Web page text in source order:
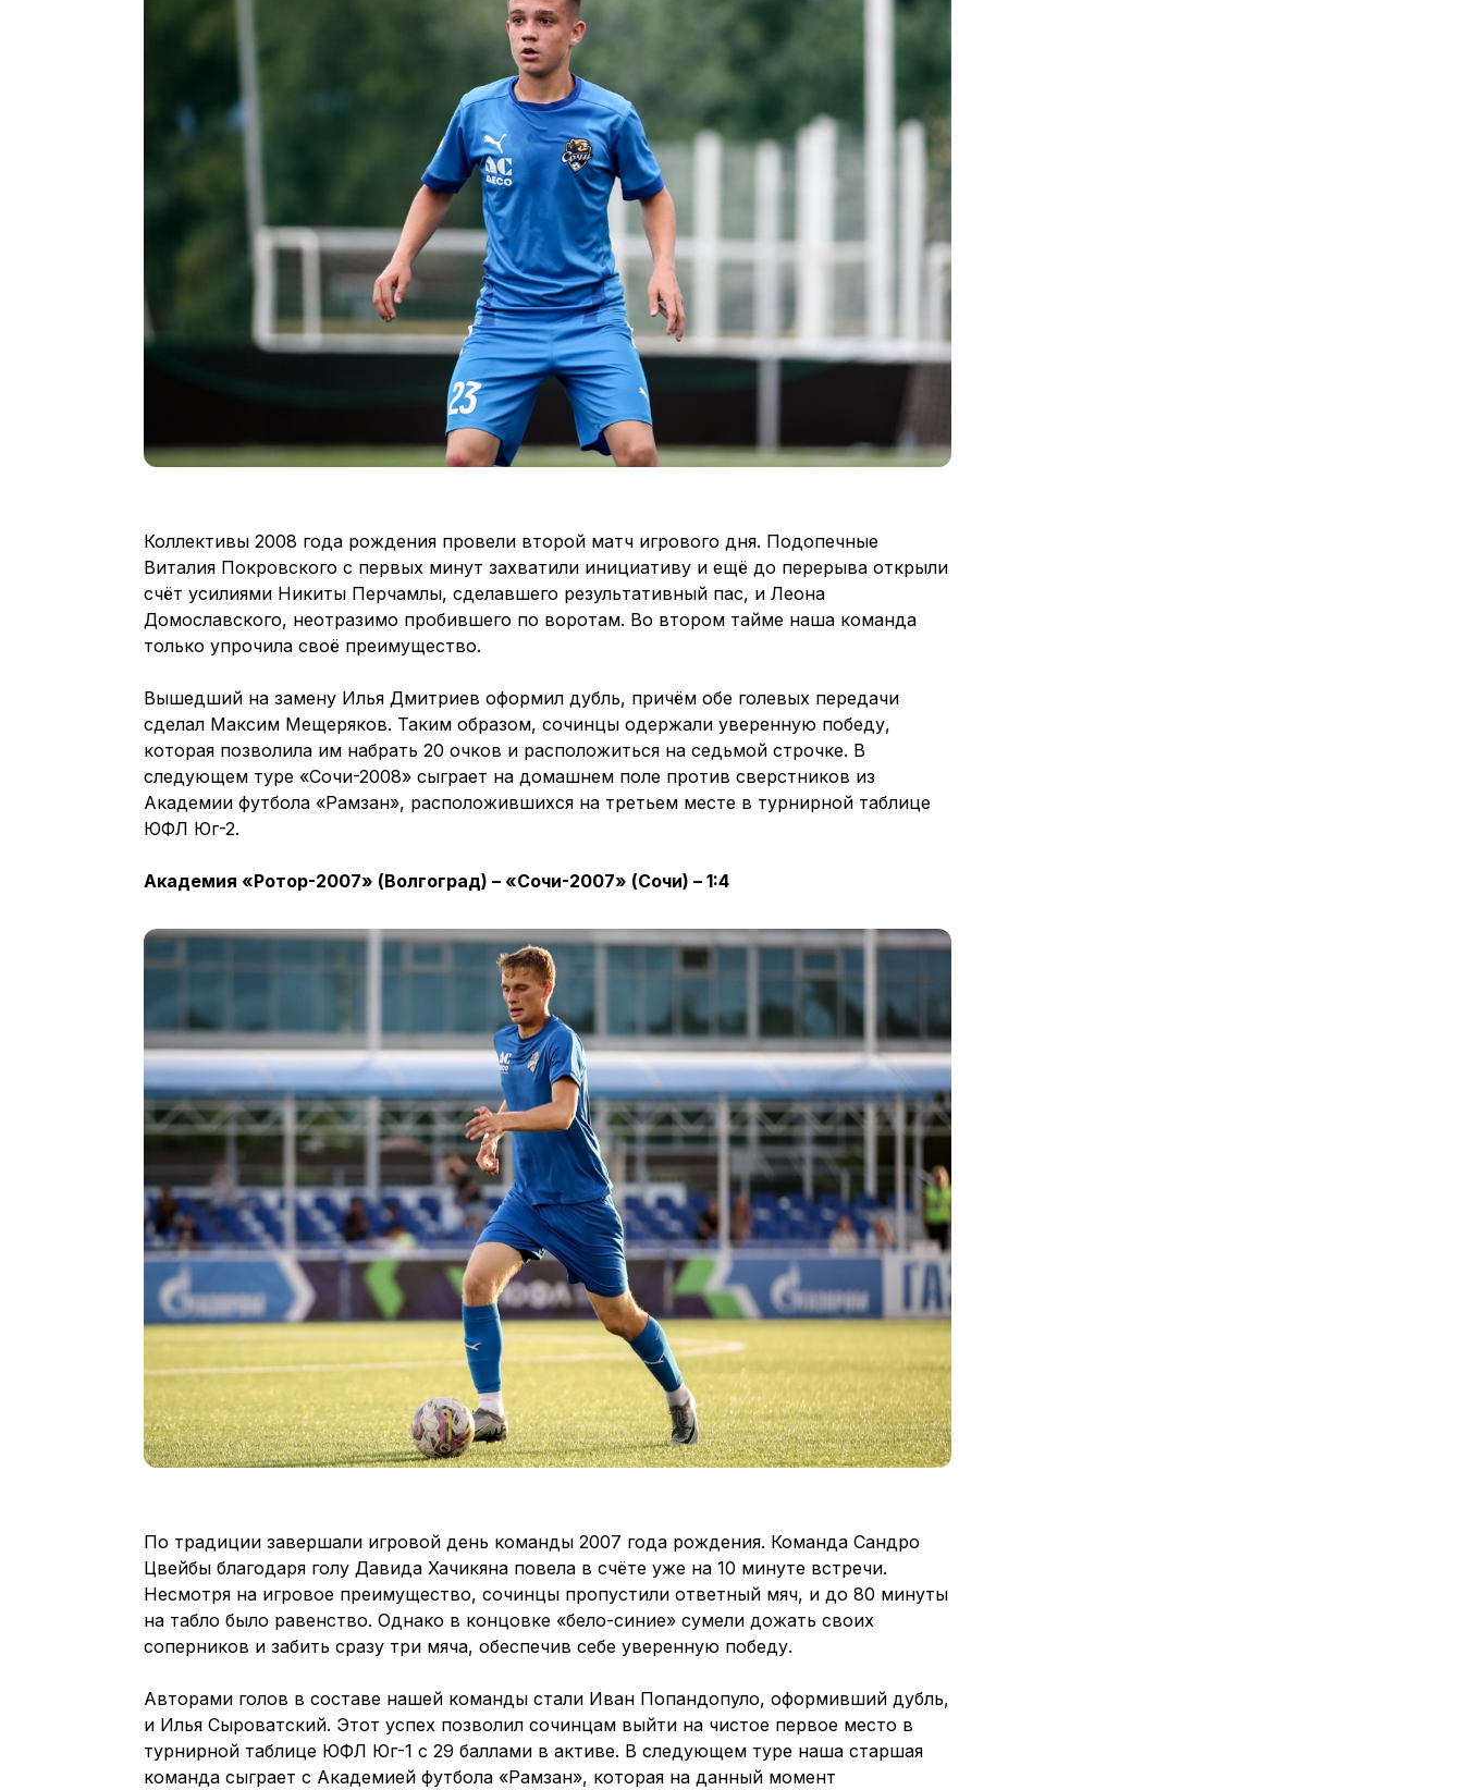
Коллективы 2008 года рождения провели второй матч игрового дня. Подопечные
Виталия Покровского с первых минут захватили инициативу и ещё до перерыва открыли
счёт усилиями Никиты Перчамлы, сделавшего результативный пас, и Леона
Домославского, неотразимо пробившего по воротам. Во втором тайме наша команда
только упрочила своё преимущество.
Вышедший на замену Илья Дмитриев оформил дубль, причём обе голевых передачи
сделал Максим Мещеряков. Таким образом, сочинцы одержали уверенную победу,
которая позволила им набрать 20 очков и расположиться на седьмой строчке. В
следующем туре «Сочи-2008» сыграет на домашнем поле против сверстников из
Академии футбола «Рамзан», расположившихся на третьем месте в турнирной таблице
ЮФЛ Юг-2.
Академия «Ротор-2007» (Волгоград) – «Сочи-2007» (Сочи) – 1:4
По традиции завершали игровой день команды 2007 года рождения. Команда Сандро
Цвейбы благодаря голу Давида Хачикяна повела в счёте уже на 10 минуте встречи.
Несмотря на игровое преимущество, сочинцы пропустили ответный мяч, и до 80 минуты
на табло было равенство. Однако в концовке «бело-синие» сумели дожать своих
соперников и забить сразу три мяча, обеспечив себе уверенную победу.
Авторами голов в составе нашей команды стали Иван Попандопуло, оформивший дубль,
и Илья Сыроватский. Этот успех позволил сочинцам выйти на чистое первое место в
турнирной таблице ЮФЛ Юг-1 с 29 баллами в активе. В следующем туре наша старшая
команда сыграет с Академией футбола «Рамзан», которая на данный момент